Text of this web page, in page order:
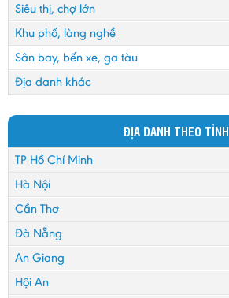
Siêu thị, chợ lớn
Khu phố, làng nghề
Sân bay, bến xe, ga tàu
Địa danh khác
ĐỊA DANH THEO TỈNH
TP Hồ Chí Minh
Hà Nội
Cần Thơ
Đà Nẵng
An Giang
Hội An